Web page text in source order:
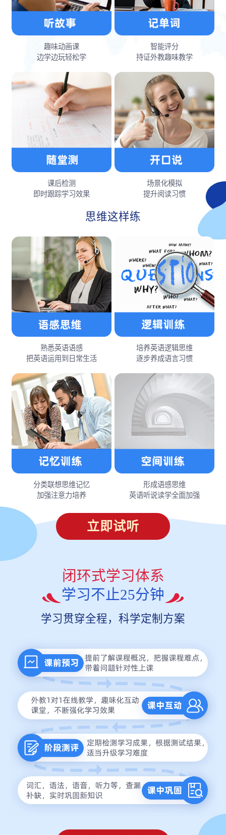
趣味动画课
边学边玩轻松学
智能评分
持证外教趣味教学
课后检测
即时跟踪学习效果
场景化模拟
提升阅读习惯
思维这样练
熟悉英语语感
把英语运用到日常生活
培养英语逻辑思维
逐步养成语言习惯
分类联想思维记忆
加强注意力培养
形成语感思维
英语听说读学全面加强
立即试听
闭环式学习体系
学习不止25分钟
学习贯穿全程，科学定制方案